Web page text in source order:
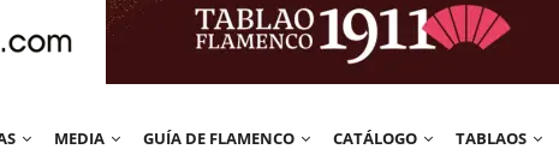
MEDIA GUÍA DE FLAMENCO CATÁLOGO TABLAOS